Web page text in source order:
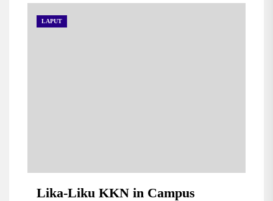
LAPUT
Lika-Liku KKN in Campus